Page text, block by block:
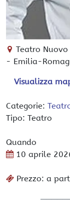
Teatro Nuovo
- Emilia-
Visualizza
Categorie:
Tipo: Teatro
Quando
10 aprile
Prezzo: a